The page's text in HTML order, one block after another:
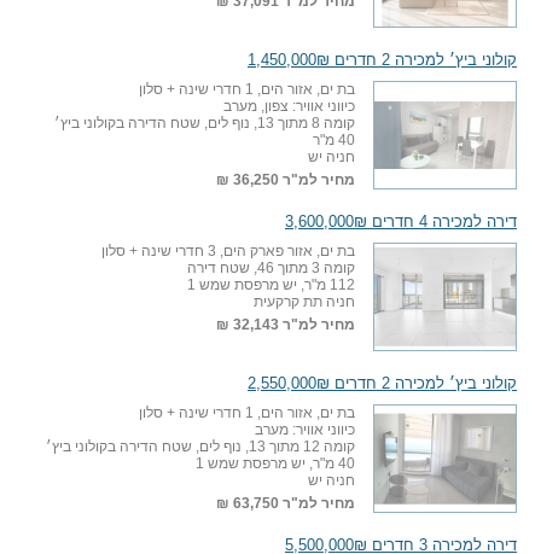
קולוני ביץ׳ למכירה 2 חדרים 1,450,000₪
בת ים, אזור הים, 1 חדרי שינה + סלון
כיווני אוויר: צפון, מערב
קומה 8 מתוך 13, נוף לים, שטח הדירה בקולוני ביץ׳
40 מ"ר
חניה יש
מחיר למ"ר 36,250 ₪
דירה למכירה 4 חדרים 3,600,000₪
בת ים, אזור פארק הים, 3 חדרי שינה + סלון
קומה 3 מתוך 46, שטח דירה
112 מ"ר, יש מרפסת שמש 1
חניה תת קרקעית
מחיר למ"ר 32,143 ₪
קולוני ביץ׳ למכירה 2 חדרים 2,550,000₪
בת ים, אזור הים, 1 חדרי שינה + סלון
כיווני אוויר: מערב
קומה 12 מתוך 13, נוף לים, שטח הדירה בקולוני ביץ׳
40 מ"ר, יש מרפסת שמש 1
חניה יש
מחיר למ"ר 63,750 ₪
דירה למכירה 3 חדרים 5,500,000₪